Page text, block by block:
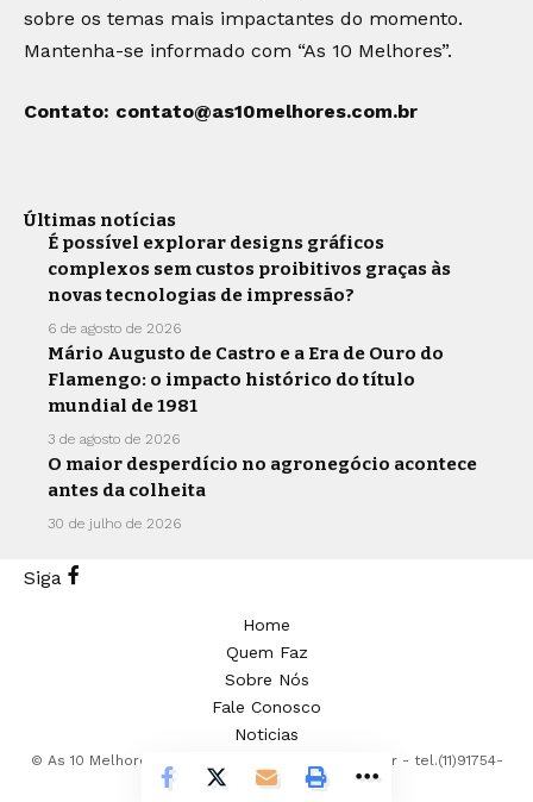
sobre os temas mais impactantes do momento.
Mantenha-se informado com “As 10 Melhores”.
Contato: contato@as10melhores.com.br
Últimas notícias
É possível explorar designs gráficos
complexos sem custos proibitivos graças às
novas tecnologias de impressão?
6 de agosto de 2026
Mário Augusto de Castro e a Era de Ouro do
Flamengo: o impacto histórico do título
mundial de 1981
3 de agosto de 2026
O maior desperdício no agronegócio acontece
antes da colheita
30 de julho de 2026
Siga
© As 10 Melhores - contato@as10melhores.com.br- tel.(11)91754-
6532
Home
Quem Faz
Sobre Nós
Fale Conosco
Noticias